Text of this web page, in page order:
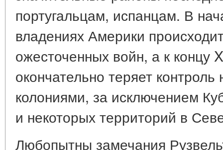
португальцам, испанцам. В
владениях Америки
ожесточенных войн, а к концу
окончательно теряет
колониями, за исключением
и некоторых территорий в
Любопытны замечания